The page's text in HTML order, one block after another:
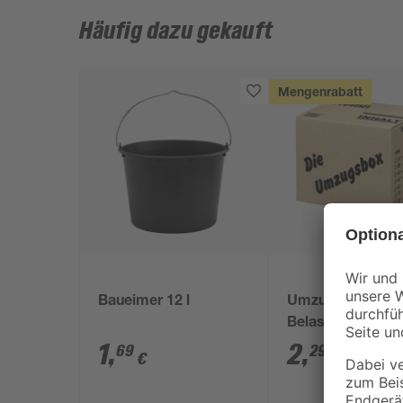
Häufig dazu gekauft
Baueimer 12 l
1,69 €
Mengenrabatt
Umzugskarton
Belastbarkeit 15
2,29